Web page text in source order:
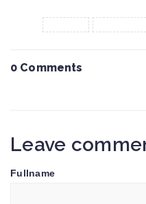
0 Comments
Leave
Fullname